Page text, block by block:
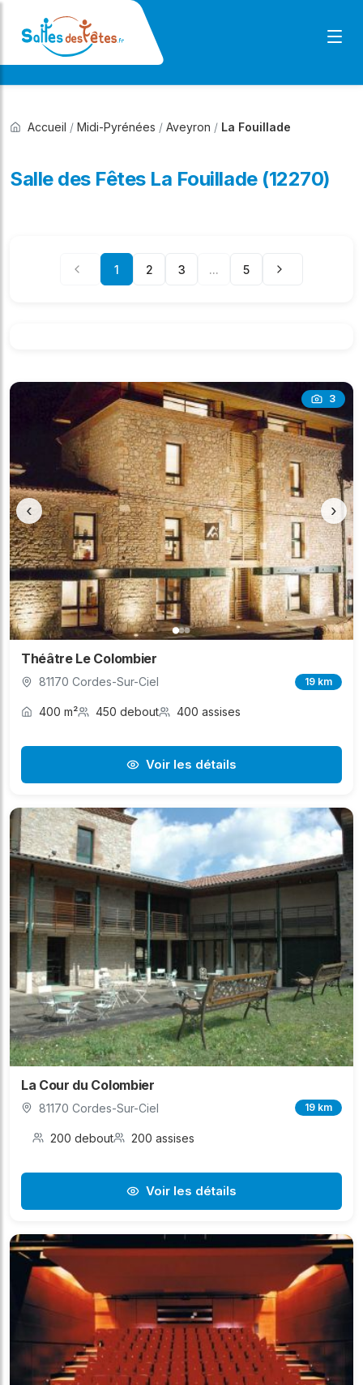
Accueil / Midi-Pyrénées / Aveyron / La Fouillade
Salle des Fêtes La Fouillade (12270)
1 2 3 ... 5
3
‹ ›
Théâtre Le Colombier
81170 Cordes-Sur-Ciel 19 km
400 m² 450 debout 400 assises
Voir les détails
La Cour du Colombier
81170 Cordes-Sur-Ciel 19 km
200 debout 200 assises
Voir les détails